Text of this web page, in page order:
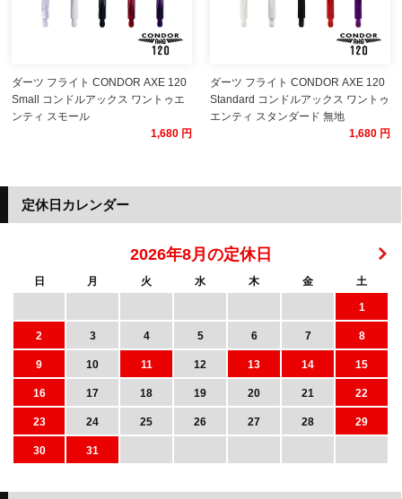
ダーツ フライト CONDOR AXE 120
Small コンドルアックス ワントゥエ
ンティ スモール
1,680 円
ダーツ フライト CONDOR AXE 120
Standard コンドルアックス ワントゥ
エンティ スタンダード 無地
1,680 円
定休日カレンダー
2026年8月の定休日
日 月 火 水 木 金
土
1
2
3 4 5 6 7
8
9
10 11 12 13 14
15
16
17 18 19 20 21
22
23
24 25 26 27 28
29
30
31